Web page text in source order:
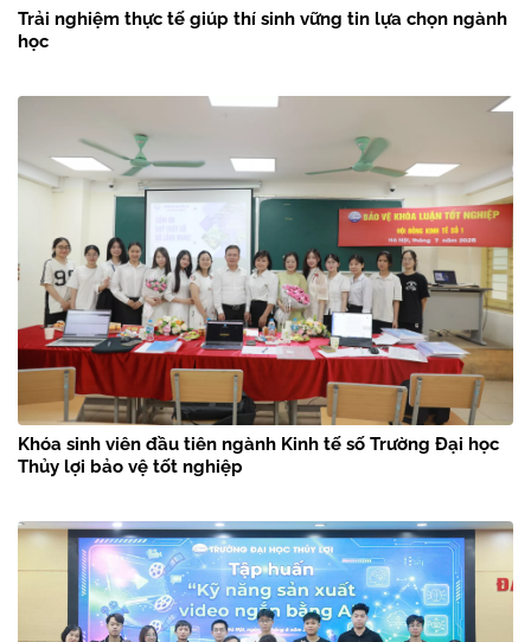
Trải nghiệm thực tế giúp thí sinh vững tin lựa chọn ngành
học
Khóa sinh viên đầu tiên ngành Kinh tế số Trường Đại học
Thủy lợi bảo vệ tốt nghiệp